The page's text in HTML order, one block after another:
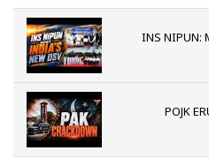
INS NIPUN:
POJK